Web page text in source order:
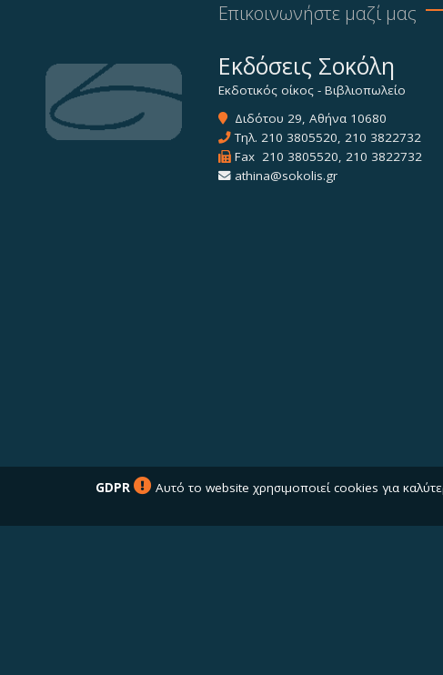
Επικοινωνήστε μαζί μας
Εκδόσεις Σοκόλη
Εκδοτικός οίκος - Βιβλιοπωλείο
Διδότου 29, Αθήνα 10680
Τηλ. 210 3805520, 210 3822732
Fax 210 3805520, 210 3822732
athina@sokolis.gr
GDPR Αυτό το website χρησιμοποιεί cookies για